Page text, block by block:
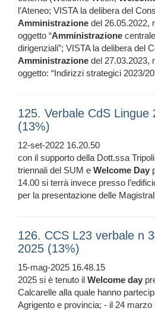
l’Ateneo; VISTA la delibera del
Amministrazione del 26.05.2022,
oggetto “Amministrazione
dirigenziali”; VISTA la delibera del
Amministrazione del 27.03.2023,
oggetto: “Indirizzi strategici 2023/
125. Verbale CdS Lingue
(13%)
12-set-2022 16.20.50
con il supporto della Dott.ssa
triennali del SUM e Welcome Day
14.00 si terrà invece presso
per la presentazione delle
126. CCS L23 verbale n
2025 (13%)
15-mag-2025 16.48.15
2025 si è tenuto il Welcome day
Calcarelle alla quale hanno
Agrigento e provincia; - il 24 marzo